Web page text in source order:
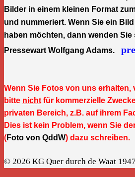
Bilder in einem kleinen Format
und nummeriert. Wenn Sie ein
haben möchten, dann wenden
Pressewart Wolfgang Adams.
Wenn Sie Fotos von uns erhalten,
bitte nicht für kommerzielle
privaten Bereich, z.B. auf ihrem
Dies ist kein Problem, wenn Sie
(Foto von QddW) dazu schreiben.
© 2026 KG Quer durch de Waat